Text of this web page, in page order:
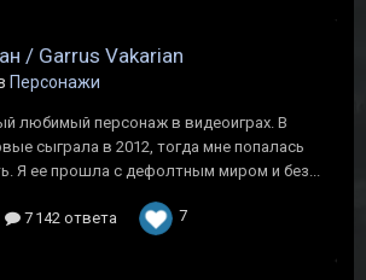
/ Garrus Vakarian
Персонажи
любимый персонаж в видеоиграх. В
сыграла в 2012, тогда мне попалась
Я ее прошла с дефолтным миром и без...
7 142 ответа 7